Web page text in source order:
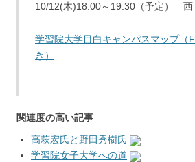
10/12(木)18:00～19:30（予定） 西
学習院大学目白キャンパスマップ（
き）
関連度の高い記事
高萩宏氏と野田秀樹氏
学習院女子大学への道